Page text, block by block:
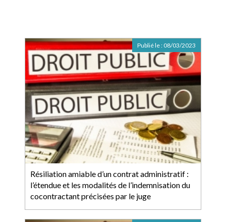
Résiliation amiable d’un contrat administratif :
l’étendue et les modalités de l’indemnisation du
cocontractant précisées par le juge
Publié le : 08/03/2023